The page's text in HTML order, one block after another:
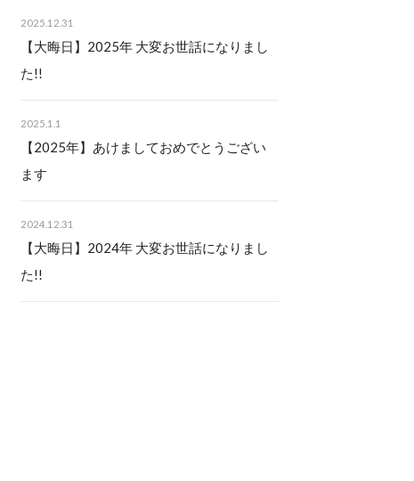
2025.12.31
【大晦日】2025年 大変お世話になりまし
た!!
2025.1.1
【2025年】あけましておめでとうござい
ます
2024.12.31
【大晦日】2024年 大変お世話になりまし
た!!